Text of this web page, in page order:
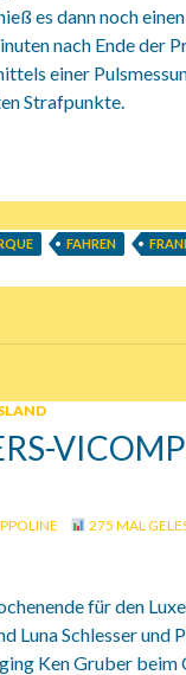
es dann noch
nach Ende der
einer
Strafpunkte.
am Strand von
FAHREN
275 MAL
für den
Luna Schlesser und
Ken Gruber beim